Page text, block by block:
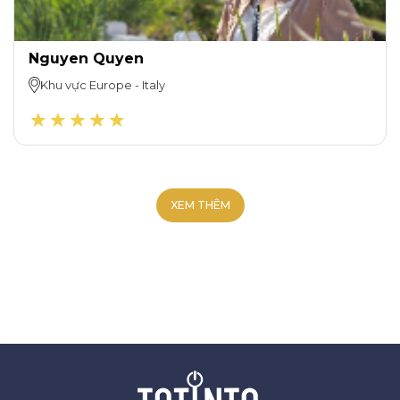
Nguyen Quyen
Khu vực Europe - Italy
XEM THÊM